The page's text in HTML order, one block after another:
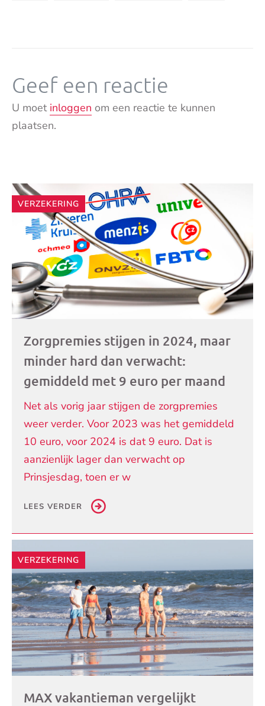
Geef een reactie
U moet inloggen om een reactie te kunnen
plaatsen.
Andere
artikelen
VERZEKERING
Zorgpremies stijgen in 2024, maar
minder hard dan verwacht:
gemiddeld met 9 euro per maand
Net als vorig jaar stijgen de zorgpremies
weer verder. Voor 2023 was het gemiddeld
10 euro, voor 2024 is dat 9 euro. Dat is
aanzienlijk lager dan verwacht op
Prinsjesdag, toen er w
LEES VERDER
VERZEKERING
MAX vakantieman vergelijkt